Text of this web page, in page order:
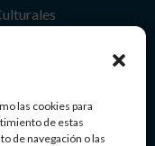
las cookies para
de estas
de navegación o las